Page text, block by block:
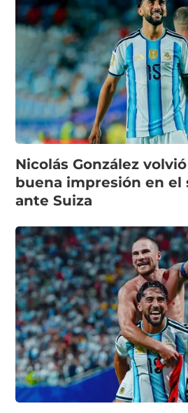
Nicolás González
buena impresión en
ante Suiza